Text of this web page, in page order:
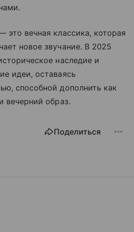
это вечная классика, которая
новое звучание. В 2025
наследие и
идеи, оставаясь
способной дополнить как
вечерний образ.
Поделиться